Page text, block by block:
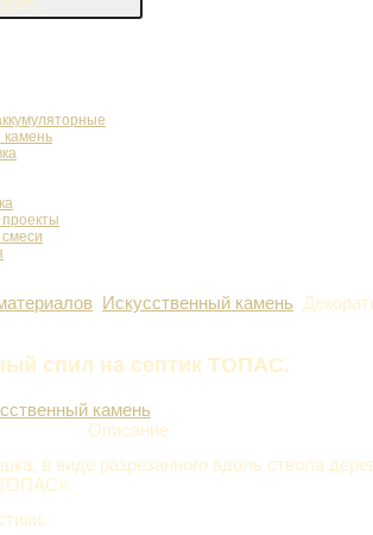
камень
Искусственный камень
спил на септик ТОПАС.
камень
Описание
в виде разрезанного вдоль ствола